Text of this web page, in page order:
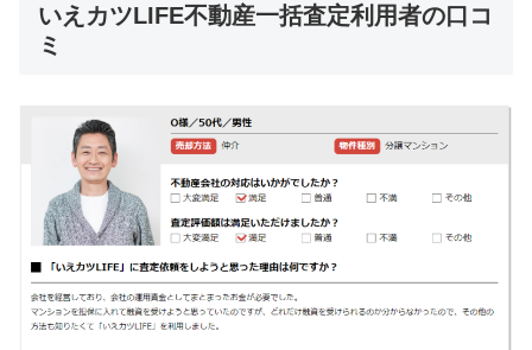
いえカツLIFE不動産一括査定利用者の口コ
ミ